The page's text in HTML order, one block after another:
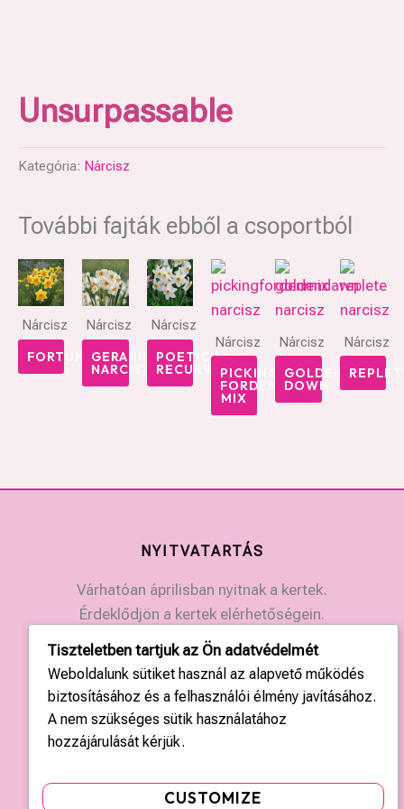
Unsurpassable
Kategória: Nárcisz
További fajták ebből a csoportból
Nárcisz
FORTUNE
Nárcisz
GERANIUM
NARCISZ
Nárcisz
POETICUS
RECURVUS
Nárcisz
PICKING
FORDEN
MIX
Nárcisz
GOLDEN
DOWN
Nárcisz
NYITVATARTÁS
Várhatóan áprilisban nyitnak a kertek.
Érdeklődjön a kertek elérhetőségein.
KAPCSOLAT
Országos központ: +36 20 428 3010
kapcsolat@tulipgarden.hu
Tiszteletben tartjuk az Ön adatvédelmét
Weboldalunk sütiket használ az alapvető működés
biztosításához és a felhasználói élmény javításához.
A nem szükséges sütik használatához
hozzájárulását kérjük.
CUSTOMIZE